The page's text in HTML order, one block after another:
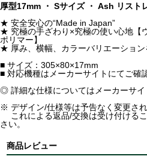
厚型17mm ・ Sサイズ ・ Ash リスト
★ 安全安心の“Made in Japan”
★ 究極の手ざわり×究極の使い心地【
ポリマー】
★ 厚み、横幅、カラーバリエーショ
■ サイズ：305×80×17mm
■ 対応機種はメーカーサイトにてご確
◎ 詳細な仕様についてはメーカーサイ
※ デザイン/仕様等は予告なく変更され
これによる返品/交換は受け付ける
さい。
商品レビュー